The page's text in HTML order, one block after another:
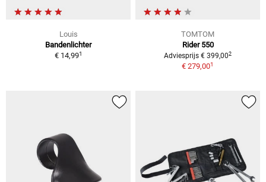
Louis
Bandenlichter
€ 14,991
TOMTOM
Rider 550
Adviesprijs € 399,002
€ 279,001